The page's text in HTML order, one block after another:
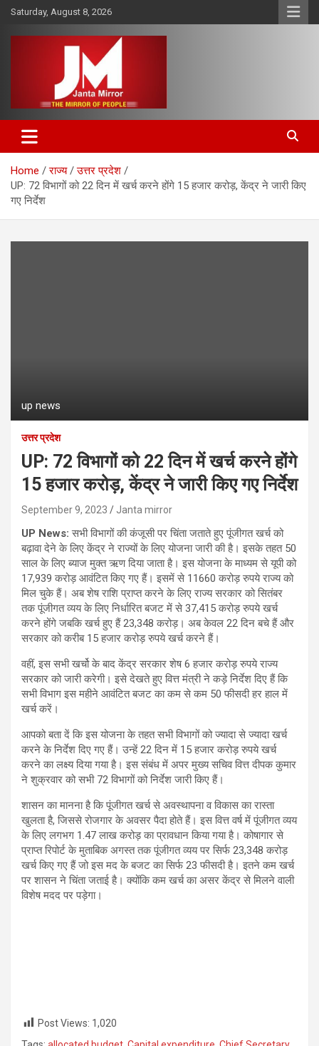
Skip
content
Saturday, August 8, 2026
Janta Mirror
Home राज्य
उत्तर प्रदेश
UP: 72 विभागों को 22 दिन में खर्च करने होंगे 15 हजार करोड़, केंद्र ने जारी किए
गए निर्देश
up news
उत्तर प्रदेश
UP: 72 विभागों को 22 दिन में खर्च करने होंगे
15 हजार करोड़, केंद्र ने जारी किए गए निर्देश
September 9, 2023 Janta mirror
UP News: सभी विभागों की कंजूसी पर चिंता जताते हुए पूंजीगत खर्च को
बढ़ावा देने के लिए केंद्र ने राज्यों के लिए योजना जारी की है। इसके तहत 50
साल के लिए ब्याज मुक्त ऋण दिया जाता है। इस योजना के माध्‍यम से यूपी को
17,939 करोड़ आवंटित किए गए हैं। इसमें से 11660 करोड़ रुपये राज्य को
मिल चुके हैं। अब शेष राशि प्राप्त करने के लिए राज्य सरकार को सितंबर
तक पूंजीगत व्यय के लिए निर्धारित बजट में से 37,415 करोड़ रुपये खर्च
करने होंगे जबकि खर्च हुए हैं 23,348 करोड़। अब केवल 22 दिन बचे हैं और
सरकार को करीब 15 हजार करोड़ रुपये खर्च करने हैं।
वहीं, इस सभी खर्चो के बाद केंद्र सरकार शेष 6 हजार करोड़ रुपये राज्य
सरकार को जारी करेगी। इसे देखते हुए वित्त मंत्री ने कड़े निर्देश दिए हैं कि
सभी विभाग इस महीने आवंटित बजट का कम से कम 50 फीसदी हर हाल में
खर्च करें।
आपको बता दें कि इस योजना के तहत सभी विभागों को ज्यादा से ज्यादा खर्च
करने के निर्देश दिए गए हैं। उन्हें 22 दिन में 15 हजार करोड़ रुपये खर्च
करने का लक्ष्य दिया गया है। इस संबंध में अपर मुख्य सचिव वित्त दीपक कुमार
ने शुक्रवार को सभी 72 विभागों को निर्देश जारी किए हैं।
शासन का मानना है कि पूंजीगत खर्च से अवस्थापना व विकास का रास्ता
खुलता है, जिससे रोजगार के अवसर पैदा होते हैं। इस वित्त वर्ष में पूंजीगत व्यय
के लिए लगभग 1.47 लाख करोड़ का प्रावधान किया गया है। कोषागार से
प्राप्त रिपोर्ट के मुताबिक अगस्त तक पूंजीगत व्यय पर सिर्फ 23,348 करोड़
खर्च किए गए हैं जो इस मद के बजट का सिर्फ 23 फीसदी है। इतने कम खर्च
पर शासन ने चिंता जताई है। क्योंकि कम खर्च का असर केंद्र से मिलने वाली
विशेष मदद पर पड़ेगा।
Post Views: 1,020